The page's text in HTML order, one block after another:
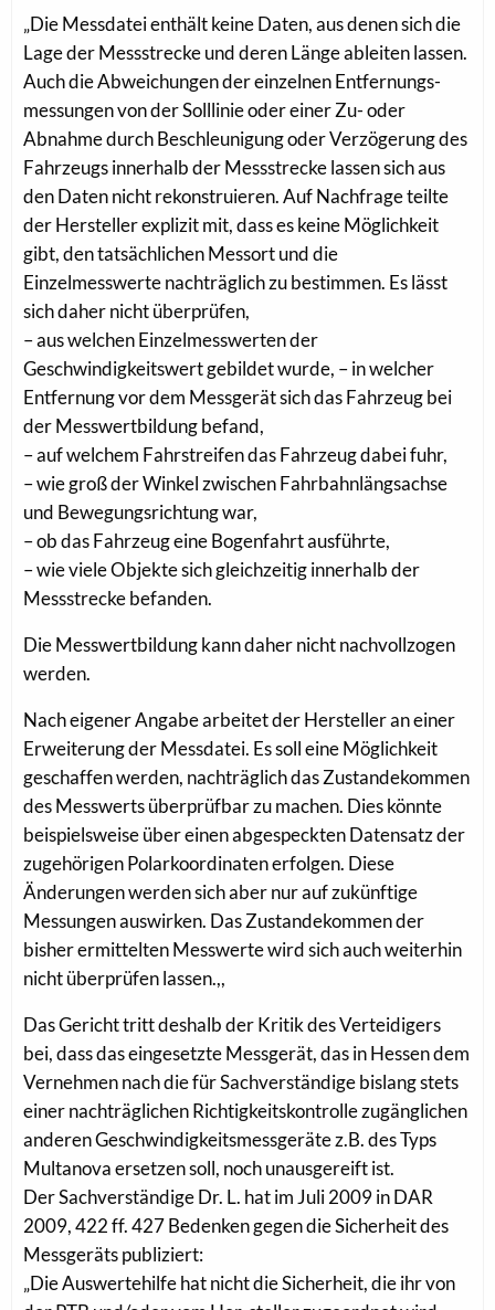
„Die Messdatei enthält keine Daten, aus denen sich die
Lage der Messstrecke und deren Länge ableiten lassen.
Auch die Abweichungen der einzelnen Entfernungs-
messungen von der Solllinie oder einer Zu- oder
Abnahme durch Beschleunigung oder Verzögerung des
Fahrzeugs innerhalb der Messstrecke lassen sich aus
den Daten nicht rekonstruieren. Auf Nachfrage teilte
der Hersteller explizit mit, dass es keine Möglichkeit
gibt, den tatsächlichen Messort und die
Einzelmesswerte nachträglich zu bestimmen. Es lässt
sich daher nicht überprüfen,
– aus welchen Einzelmesswerten der
Geschwindigkeitswert gebildet wurde, – in welcher
Entfernung vor dem Messgerät sich das Fahrzeug bei
der Messwertbildung befand,
– auf welchem Fahrstreifen das Fahrzeug dabei fuhr,
– wie groß der Winkel zwischen Fahrbahnlängsachse
und Bewegungsrichtung war,
– ob das Fahrzeug eine Bogenfahrt ausführte,
– wie viele Objekte sich gleichzeitig innerhalb der
Messstrecke befanden.
Die Messwertbildung kann daher nicht nachvollzogen
werden.
Nach eigener Angabe arbeitet der Hersteller an einer
Erweiterung der Messdatei. Es soll eine Möglichkeit
geschaffen werden, nachträglich das Zustandekommen
des Messwerts überprüfbar zu machen. Dies könnte
beispielsweise über einen abgespeckten Datensatz der
zugehörigen Polarkoordinaten erfolgen. Diese
Änderungen werden sich aber nur auf zukünftige
Messungen auswirken. Das Zustandekommen der
bisher ermittelten Messwerte wird sich auch weiterhin
nicht überprüfen lassen.,,
Das Gericht tritt deshalb der Kritik des Verteidigers
bei, dass das eingesetzte Messgerät, das in Hessen dem
Vernehmen nach die für Sachverständige bislang stets
einer nachträglichen Richtigkeitskontrolle zugänglichen
anderen Geschwindigkeitsmessgeräte z.B. des Typs
Multanova ersetzen soll, noch unausgereift ist.
Der Sachverständige Dr. L. hat im Juli 2009 in DAR
2009, 422 ff. 427 Bedenken gegen die Sicherheit des
Messgeräts publiziert:
„Die Auswertehilfe hat nicht die Sicherheit, die ihr von